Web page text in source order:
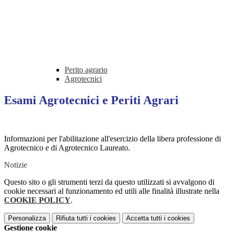
Perito agrario
Agrotecnici
Esami Agrotecnici e Periti Agrari
Informazioni per l'abilitazione all'esercizio della libera professione di
Agrotecnico e di Agrotecnico Laureato.
Notizie
Questo sito o gli strumenti terzi da questo utilizzati si avvalgono di
cookie necessari al funzionamento ed utili alle finalità illustrate nella
COOKIE POLICY.
Personalizza Rifiuta tutti i cookies Accetta tutti i cookies
Gestione cookie